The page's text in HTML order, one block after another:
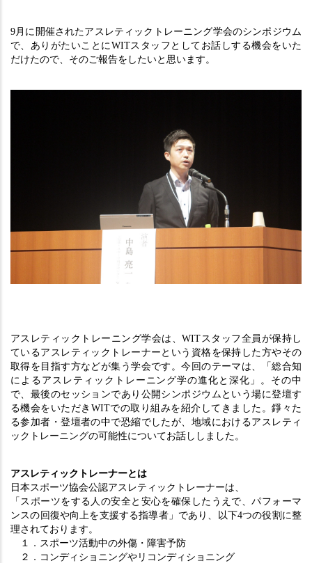
9月に開催されたアスレティックトレーニング学会のシンポジウム
で、ありがたいことにWITスタッフとしてお話しする機会をいた
だけたので、そのご報告をしたいと思います。
アスレティックトレーニング学会は、WITスタッフ全員が保持し
ているアスレティックトレーナーという資格を保持した方やその
取得を目指す方などが集う学会です。今回のテーマは、「総合知
によるアスレティックトレーニング学の進化と深化」。その中
で、最後のセッションであり公開シンポジウムという場に登壇す
る機会をいただきWITでの取り組みを紹介してきました。錚々た
る参加者・登壇者の中で恐縮でしたが、地域におけるアスレティ
ックトレーニングの可能性についてお話ししました。
アスレティックトレーナーとは
日本スポーツ協会公認アスレティックトレーナーは、
「スポーツをする人の安全と安心を確保したうえで、パフォーマ
ンスの回復や向上を支援する指導者」であり、以下4つの役割に整
理されております。
１．スポーツ活動中の外傷・障害予防
２．コンディショニングやリコンディショニング